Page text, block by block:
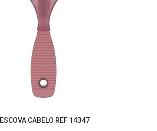
ESCOVA CABELO REF 14347